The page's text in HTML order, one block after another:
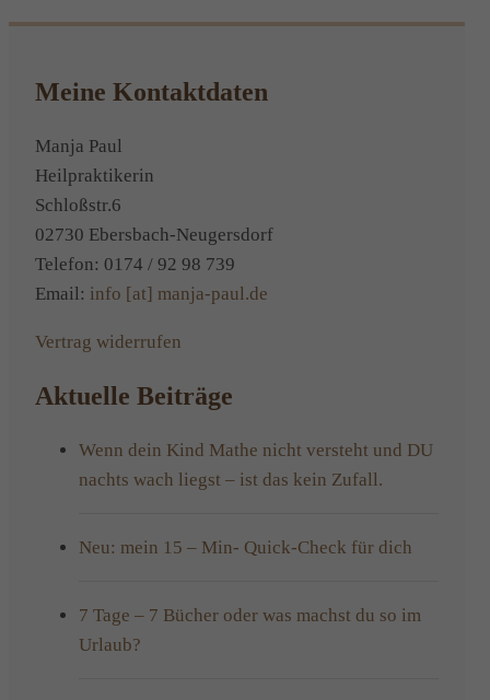
Meine Kontaktdaten
Manja Paul
Heilpraktikerin
Schloßstr.6
02730 Ebersbach-Neugersdorf
Telefon: 0174 / 92 98 739
Email: info [at] manja-paul.de
Vertrag widerrufen
Aktuelle Beiträge
Wenn dein Kind Mathe nicht versteht und DU
nachts wach liegst – ist das kein Zufall.
Neu: mein 15 – Min- Quick-Check für dich
7 Tage – 7 Bücher oder was machst du so im
Urlaub?